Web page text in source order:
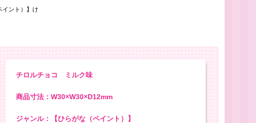
イント）】け
チロルチョコ ミルク味
商品寸法：W30×W30×D12mm
ジャンル：【ひらがな（ペイント）】